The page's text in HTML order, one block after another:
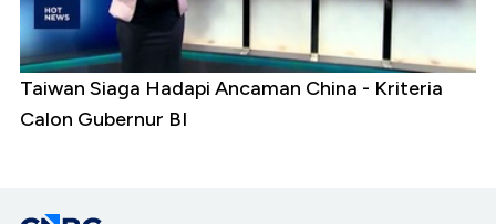
Taiwan Siaga Hadapi Ancaman China - Kriteria
Calon Gubernur BI